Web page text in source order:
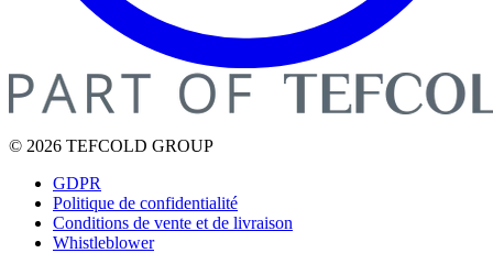
© 2026 TEFCOLD GROUP
GDPR
Politique de confidentialité
Conditions de vente et de livraison
Whistleblower